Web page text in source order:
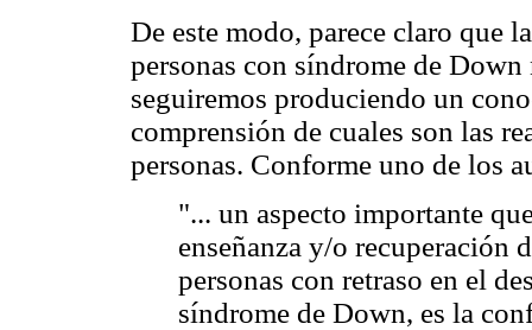
De este modo, parece claro que
personas con síndrome de Down
seguiremos produciendo un
comprensión de cuales son las
personas. Conforme uno de los
"... un aspecto importante
enseñanza y/o recuperación
personas con retraso en el
síndrome de Down, es la